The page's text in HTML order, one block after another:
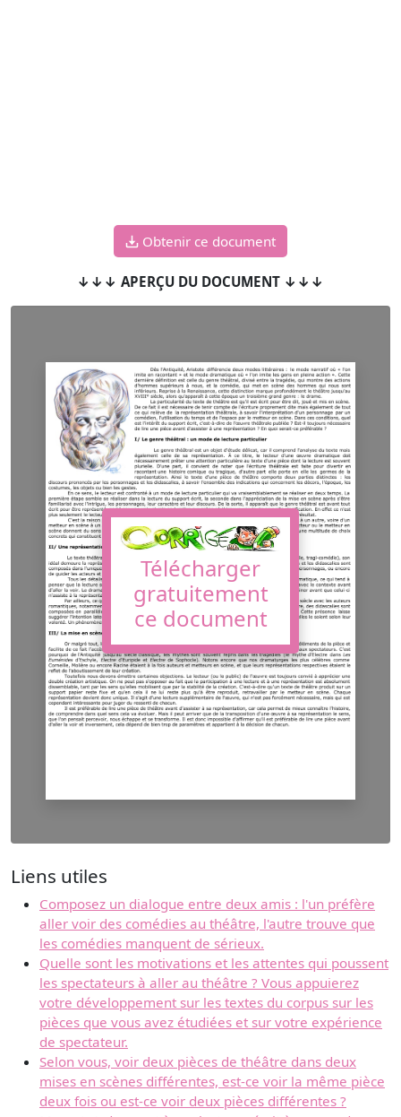
Obtenir ce document
↓↓↓ APERÇU DU DOCUMENT ↓↓↓
Télécharger
gratuitement
ce document
Liens utiles
Composez un dialogue entre deux amis : l'un préfère
aller voir des comédies au théâtre, l'autre trouve que
les comédies manquent de sérieux.
Quelle sont les motivations et les attentes qui poussent
les spectateurs à aller au théâtre ? Vous appuierez
votre développement sur les textes du corpus sur les
pièces que vous avez étudiées et sur votre expérience
de spectateur.
Selon vous, voir deux pièces de théâtre dans deux
mises en scènes différentes, est-ce voir la même pièce
deux fois ou est-ce voir deux pièces différentes ?